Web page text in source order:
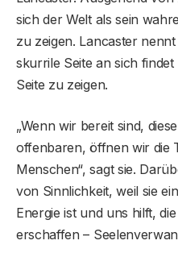
sich der Welt als sein
zu zeigen. Lancaster
skurrile Seite an sich
Seite zu zeigen.
„Wenn wir bereit sind,
offenbaren, öffnen wir die
Menschen“, sagt sie.
von Sinnlichkeit, weil sie
Energie ist und uns hilft,
erschaffen –